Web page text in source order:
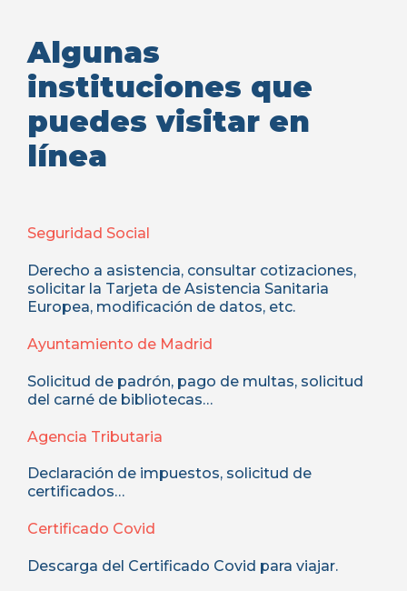
Algunas
instituciones que
puedes visitar en
línea
Seguridad Social
Derecho a asistencia, consultar cotizaciones,
solicitar la Tarjeta de Asistencia Sanitaria
Europea, modificación de datos, etc.
Ayuntamiento de Madrid
Solicitud de padrón, pago de multas, solicitud
del carné de bibliotecas…
Agencia Tributaria
Declaración de impuestos, solicitud de
certificados…
Certificado Covid
Descarga del Certificado Covid para viajar.